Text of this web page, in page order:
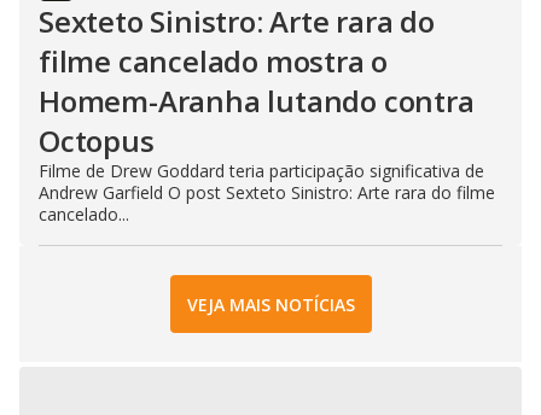
Sexteto Sinistro: Arte rara do
filme cancelado mostra o
Homem-Aranha lutando contra
Octopus
Filme de Drew Goddard teria participação significativa de
Andrew Garfield O post Sexteto Sinistro: Arte rara do filme
cancelado...
VEJA MAIS NOTÍCIAS